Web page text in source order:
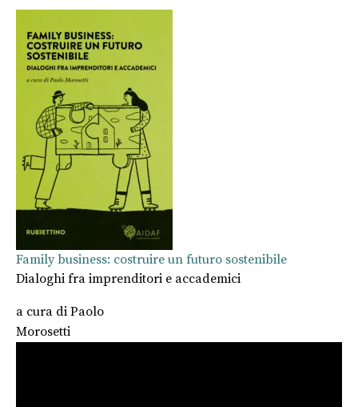
Family business: costruire un futuro sostenibile
Dialoghi fra imprenditori e accademici
a cura di Paolo
Morosetti